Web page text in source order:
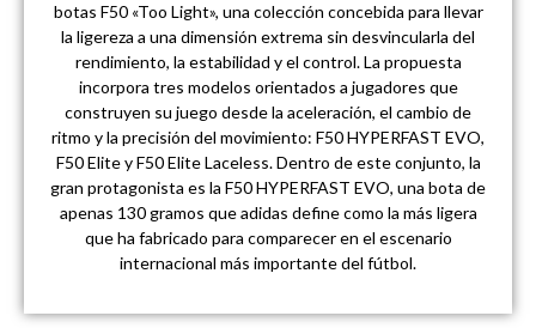
botas F50 «Too Light», una colección concebida para llevar
la ligereza a una dimensión extrema sin desvincularla del
rendimiento, la estabilidad y el control. La propuesta
incorpora tres modelos orientados a jugadores que
construyen su juego desde la aceleración, el cambio de
ritmo y la precisión del movimiento: F50 HYPERFAST EVO,
F50 Elite y F50 Elite Laceless. Dentro de este conjunto, la
gran protagonista es la F50 HYPERFAST EVO, una bota de
apenas 130 gramos que adidas define como la más ligera
que ha fabricado para comparecer en el escenario
internacional más importante del fútbol.